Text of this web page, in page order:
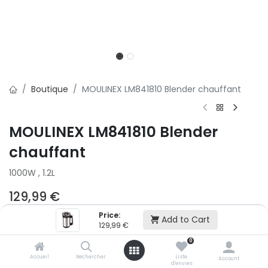
Price:
129,99 € Add to Cart
Accueil Rechercher
0
Liste
d'envies
Account
Boutique MOULINEX LM841810 Blender chauffant
MOULINEX LM841810 Blender
chauffant
1000W , 1.2L
129,99 €
2x
500,01 € puis 2 x 499,99 € (sans frais)